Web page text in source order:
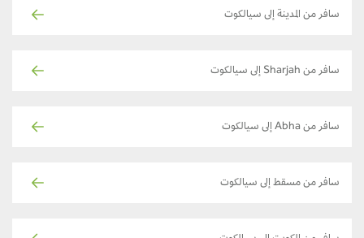
سافر من المدينة إلى سيالكوت
سافر من Sharjah إلى سيالكوت
سافر من Abha إلى سيالكوت
سافر من مسقط إلى سيالكوت